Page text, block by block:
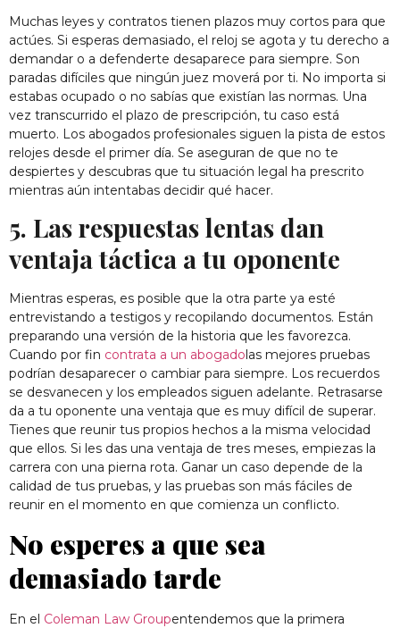
Muchas leyes y contratos tienen plazos muy cortos para que
actúes. Si esperas demasiado, el reloj se agota y tu derecho a
demandar o a defenderte desaparece para siempre. Son
paradas difíciles que ningún juez moverá por ti. No importa si
estabas ocupado o no sabías que existían las normas. Una
vez transcurrido el plazo de prescripción, tu caso está
muerto. Los abogados profesionales siguen la pista de estos
relojes desde el primer día. Se aseguran de que no te
despiertes y descubras que tu situación legal ha prescrito
mientras aún intentabas decidir qué hacer.
5. Las respuestas lentas dan
ventaja táctica a tu oponente
Mientras esperas, es posible que la otra parte ya esté
entrevistando a testigos y recopilando documentos. Están
preparando una versión de la historia que les favorezca.
Cuando por fin contrata a un abogado las mejores pruebas
podrían desaparecer o cambiar para siempre. Los recuerdos
se desvanecen y los empleados siguen adelante. Retrasarse
da a tu oponente una ventaja que es muy difícil de superar.
Tienes que reunir tus propios hechos a la misma velocidad
que ellos. Si les das una ventaja de tres meses, empiezas la
carrera con una pierna rota. Ganar un caso depende de la
calidad de tus pruebas, y las pruebas son más fáciles de
reunir en el momento en que comienza un conflicto.
No esperes a que sea
demasiado tarde
En el Coleman Law Groupentendemos que la primera